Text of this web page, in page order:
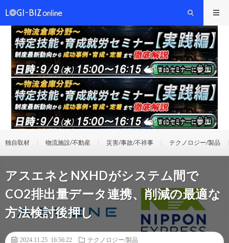
独自取材 物流施設/不動産 災害/事故/不祥事 テクノロジー/製品
アスエネとNXHDがシステム間で
CO2排出量データ連携、削減の最適な
方法検討後押し
2024.11.25 16:56:22
テクノロジー/製品